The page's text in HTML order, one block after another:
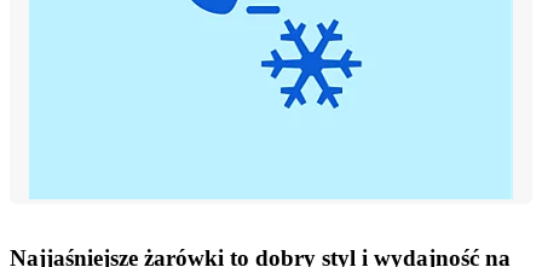
Najjaśniejsze żarówki to dobry styl i wydajność na